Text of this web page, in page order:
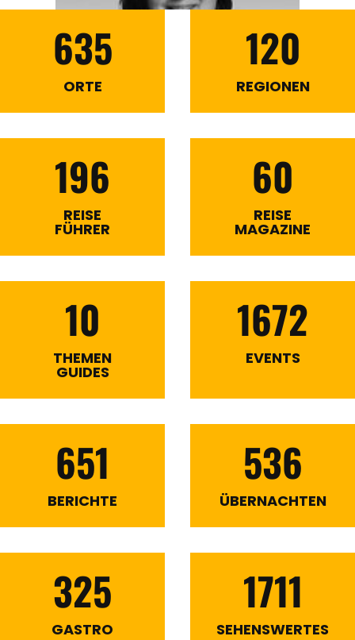
635
ORTE
120
REGIONEN
196
REISE
FÜHRER
60
REISE
MAGAZINE
10
THEMEN
GUIDES
1672
EVENTS
651
BERICHTE
536
ÜBERNACHTEN
325
GASTRO
1711
SEHENSWERTES